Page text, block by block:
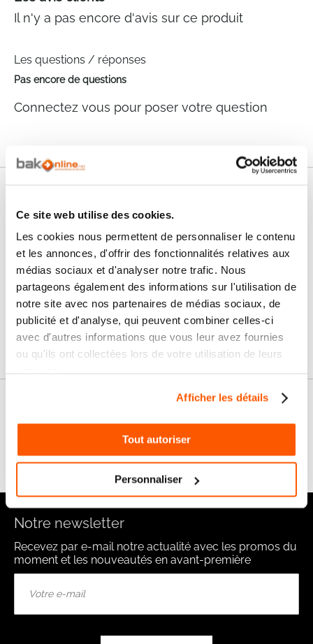
Ce site web utilise des cookies.
Les cookies nous permettent de personnaliser le contenu
et les annonces, d'offrir des fonctionnalités relatives aux
médias sociaux et d'analyser notre trafic. Nous
partageons également des informations sur l'utilisation de
notre site avec nos partenaires de médias sociaux, de
publicité et d'analyse, qui peuvent combiner celles-ci
avec d'autres informations que vous leur avez fournies
ou qu'ils ont collectées lors de votre utilisation de leurs
Afficher les détails
Tout autoriser
Personnaliser
Il n'y a pas encore d'avis sur ce produit
Les questions / réponses
Pas encore de questions
Connectez vous pour poser votre question
100% sécurisé
3x sans frais
Livraison
24/72H
SAV & Retours
Notre newsletter
Recevez par e-mail notre actualité avec les promos du
moment et les nouveautés en avant-première